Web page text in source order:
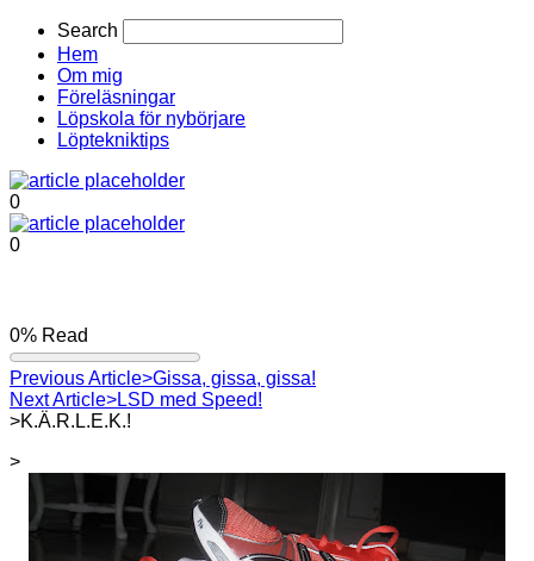
Search
Hem
Om mig
Föreläsningar
Löpskola för nybörjare
Löptekniktips
0
0
0% Read
Previous Article>Gissa, gissa, gissa!
Next Article>LSD med Speed!
>K.Ä.R.L.E.K.!
>